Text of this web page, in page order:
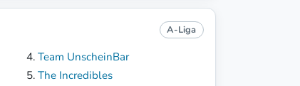
A-Liga
Team UnscheinBar
The Incredibles